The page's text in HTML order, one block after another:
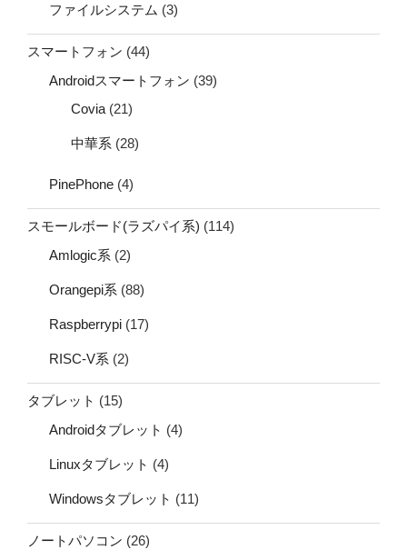
ファイルシステム (3)
スマートフォン (44)
Androidスマートフォン (39)
Covia (21)
中華系 (28)
PinePhone (4)
スモールボード(ラズパイ系) (114)
Amlogic系 (2)
Orangepi系 (88)
Raspberrypi (17)
RISC-V系 (2)
タブレット (15)
Androidタブレット (4)
Linuxタブレット (4)
Windowsタブレット (11)
ノートパソコン (26)